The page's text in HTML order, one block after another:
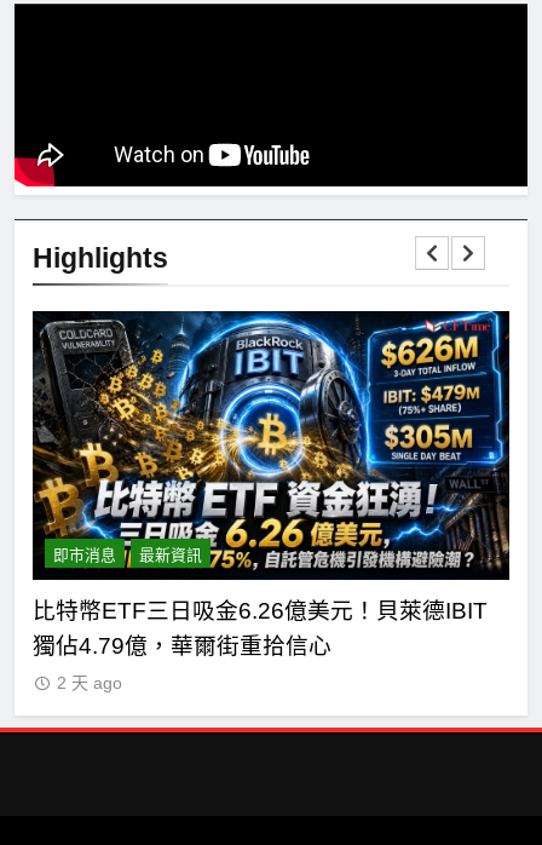
Highlights
即市消息 最新資訊
比特幣ETF三日吸金6.26億美元！貝萊德IBIT
獨佔4.79億，華爾街重拾信心
2 天 ago